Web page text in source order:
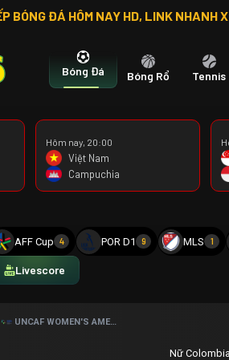
BÓNG ĐÁ HÔM NAY HD, LINK NHANH
Bóng Đá Bóng Rổ Tennis
Hôm nay, 20:00
Việt Nam
Campuchia
AFF Cup 4 POR D1 9 MLS 1
Livescore
UNCAF WOMEN'S AMERICAN GAMES
Nữ Colombia